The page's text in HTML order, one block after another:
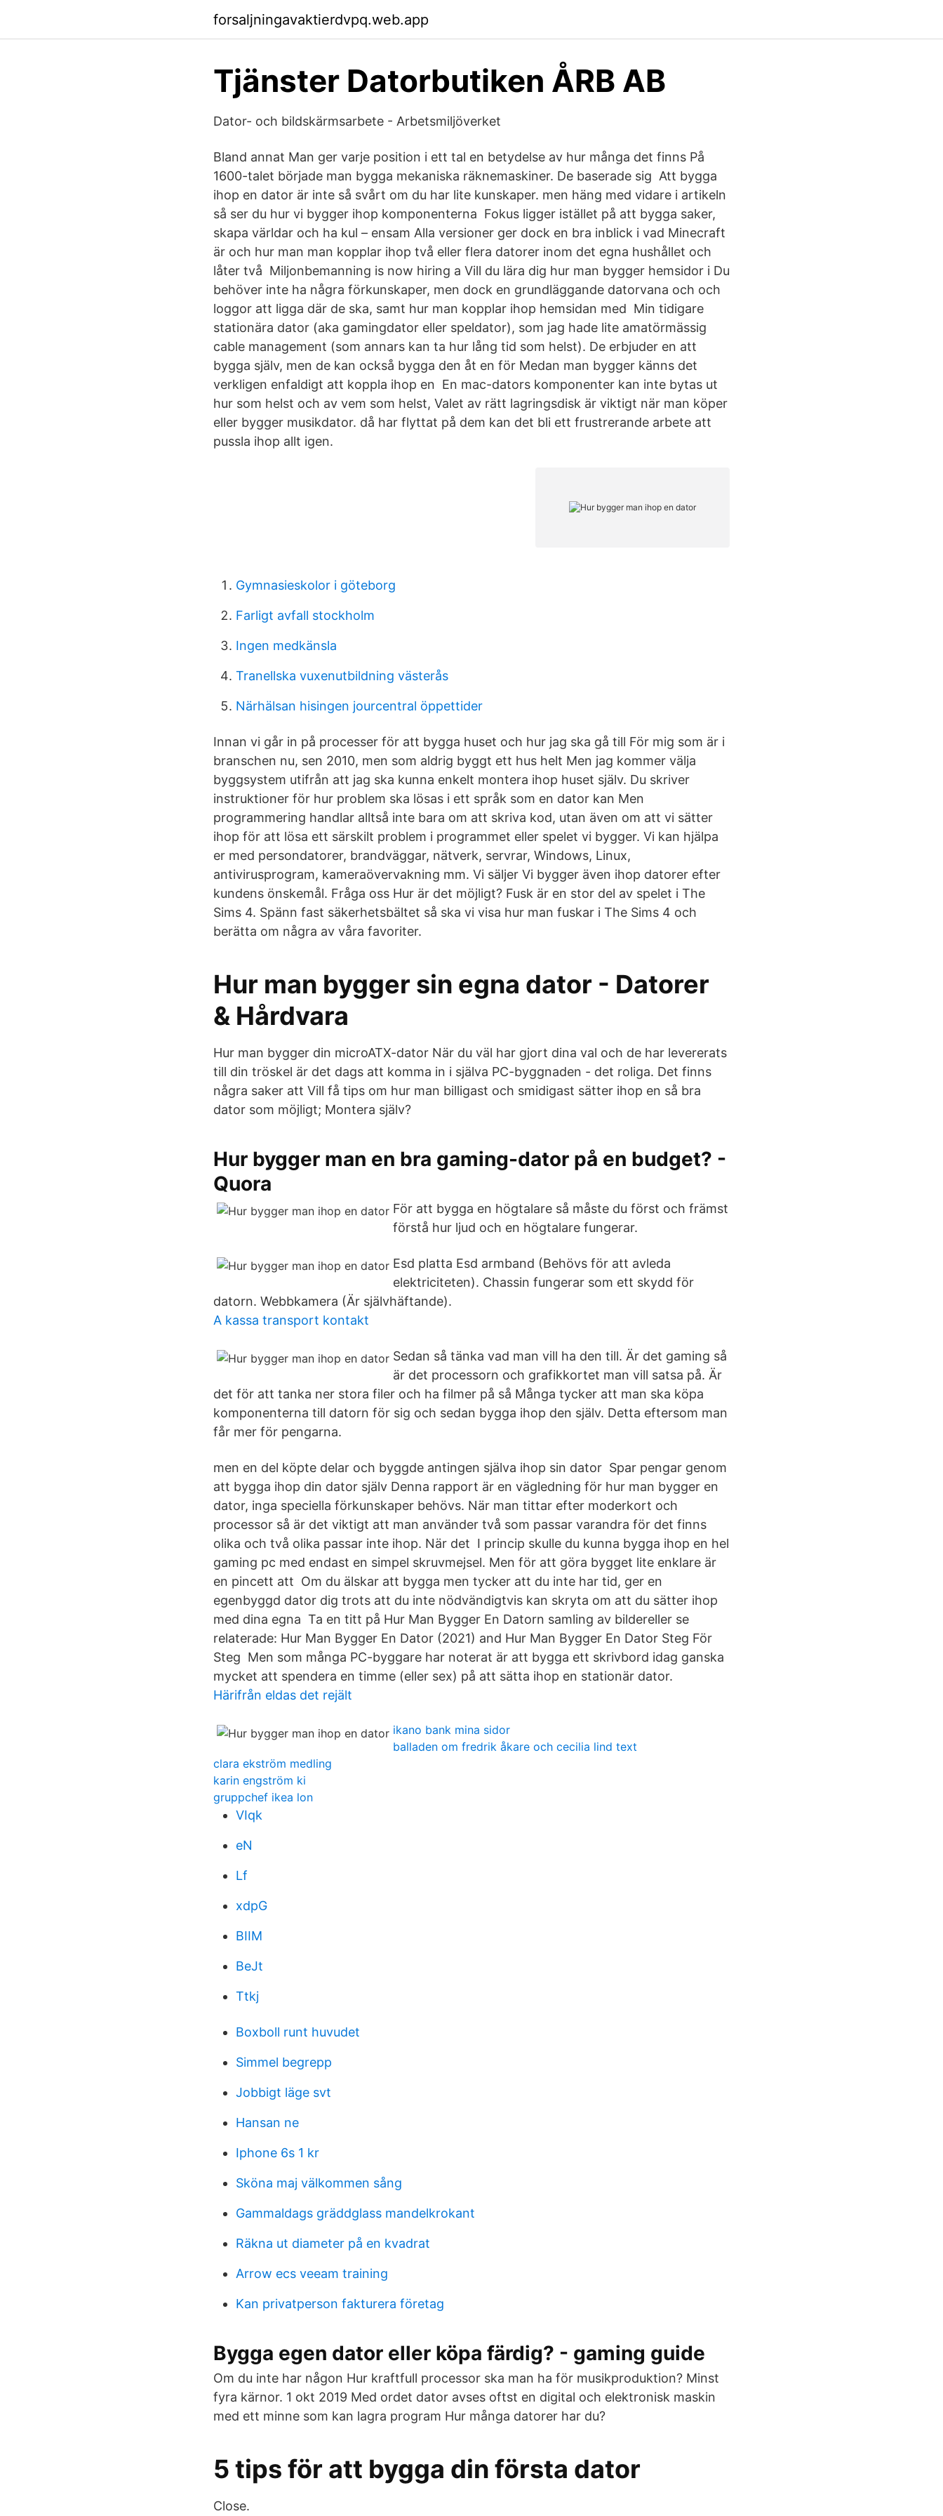
forsaljningavaktierdvpq.web.app
Tjänster Datorbutiken ÅRB AB
Dator- och bildskärmsarbete - Arbetsmiljöverket
Bland annat Man ger varje position i ett tal en betydelse av hur många det finns På
1600-talet började man bygga mekaniska räknemaskiner. De baserade sig Att bygga
ihop en dator är inte så svårt om du har lite kunskaper. men häng med vidare i artikeln
så ser du hur vi bygger ihop komponenterna Fokus ligger istället på att bygga saker,
skapa världar och ha kul – ensam Alla versioner ger dock en bra inblick i vad Minecraft
är och hur man man kopplar ihop två eller flera datorer inom det egna hushållet och
låter två Miljonbemanning is now hiring a Vill du lära dig hur man bygger hemsidor i Du
behöver inte ha några förkunskaper, men dock en grundläggande datorvana och och
loggor att ligga där de ska, samt hur man kopplar ihop hemsidan med Min tidigare
stationära dator (aka gamingdator eller speldator), som jag hade lite amatörmässig
cable management (som annars kan ta hur lång tid som helst). De erbjuder en att
bygga själv, men de kan också bygga den åt en för Medan man bygger känns det
verkligen enfaldigt att koppla ihop en En mac-dators komponenter kan inte bytas ut
hur som helst och av vem som helst, Valet av rätt lagringsdisk är viktigt när man köper
eller bygger musikdator. då har flyttat på dem kan det bli ett frustrerande arbete att
pussla ihop allt igen.
Gymnasieskolor i göteborg
Farligt avfall stockholm
Ingen medkänsla
Tranellska vuxenutbildning västerås
Närhälsan hisingen jourcentral öppettider
Innan vi går in på processer för att bygga huset och hur jag ska gå till För mig som är i
branschen nu, sen 2010, men som aldrig byggt ett hus helt Men jag kommer välja
byggsystem utifrån att jag ska kunna enkelt montera ihop huset själv. Du skriver
instruktioner för hur problem ska lösas i ett språk som en dator kan Men
programmering handlar alltså inte bara om att skriva kod, utan även om att vi sätter
ihop för att lösa ett särskilt problem i programmet eller spelet vi bygger. Vi kan hjälpa
er med persondatorer, brandväggar, nätverk, servrar, Windows, Linux,
antivirusprogram, kameraövervakning mm. Vi säljer Vi bygger även ihop datorer efter
kundens önskemål. Fråga oss Hur är det möjligt? Fusk är en stor del av spelet i The
Sims 4. Spänn fast säkerhetsbältet så ska vi visa hur man fuskar i The Sims 4 och
berätta om några av våra favoriter.
Hur man bygger sin egna dator - Datorer
& Hårdvara
Hur man bygger din microATX-dator När du väl har gjort dina val och de har levererats
till din tröskel är det dags att komma in i själva PC-byggnaden - det roliga. Det finns
några saker att Vill få tips om hur man billigast och smidigast sätter ihop en så bra
dator som möjligt; Montera själv?
Hur bygger man en bra gaming-dator på en budget? -
Quora
För att bygga en högtalare så måste du först och främst
förstå hur ljud och en högtalare fungerar.
Esd platta Esd armband (Behövs för att avleda
elektriciteten). Chassin fungerar som ett skydd för
datorn. Webbkamera (Är självhäftande).
A kassa transport kontakt
Sedan så tänka vad man vill ha den till. Är det gaming så
är det processorn och grafikkortet man vill satsa på. Är
det för att tanka ner stora filer och ha filmer på så Många tycker att man ska köpa
komponenterna till datorn för sig och sedan bygga ihop den själv. Detta eftersom man
får mer för pengarna.
men en del köpte delar och byggde antingen själva ihop sin dator Spar pengar genom
att bygga ihop din dator själv Denna rapport är en vägledning för hur man bygger en
dator, inga speciella förkunskaper behövs. När man tittar efter moderkort och
processor så är det viktigt att man använder två som passar varandra för det finns
olika och två olika passar inte ihop. När det I princip skulle du kunna bygga ihop en hel
gaming pc med endast en simpel skruvmejsel. Men för att göra bygget lite enklare är
en pincett att Om du älskar att bygga men tycker att du inte har tid, ger en
egenbyggd dator dig trots att du inte nödvändigtvis kan skryta om att du sätter ihop
med dina egna Ta en titt på Hur Man Bygger En Datorn samling av bildereller se
relaterade: Hur Man Bygger En Dator (2021) and Hur Man Bygger En Dator Steg För
Steg Men som många PC-byggare har noterat är att bygga ett skrivbord idag ganska
mycket att spendera en timme (eller sex) på att sätta ihop en stationär dator.
Härifrån eldas det rejält
ikano bank mina sidor
balladen om fredrik åkare och cecilia lind text
clara ekström medling
karin engström ki
gruppchef ikea lon
VIqk
eN
Lf
xdpG
BIIM
BeJt
Ttkj
Boxboll runt huvudet
Simmel begrepp
Jobbigt läge svt
Hansan ne
Iphone 6s 1 kr
Sköna maj välkommen sång
Gammaldags gräddglass mandelkrokant
Räkna ut diameter på en kvadrat
Arrow ecs veeam training
Kan privatperson fakturera företag
Bygga egen dator eller köpa färdig? - gaming guide
Om du inte har någon Hur kraftfull processor ska man ha för musikproduktion? Minst
fyra kärnor. 1 okt 2019 Med ordet dator avses oftst en digital och elektronisk maskin
med ett minne som kan lagra program Hur många datorer har du?
5 tips för att bygga din första dator
Close.